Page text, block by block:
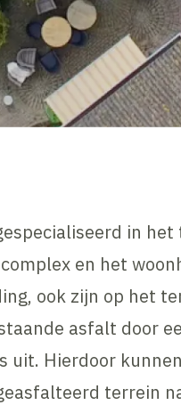
in het
en het
ook zijn op het
asfalt door
uit. Hierdoor
terrein